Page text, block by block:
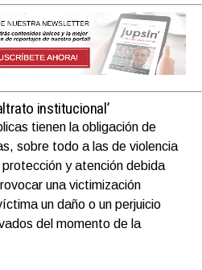
institucional’
tienen la obligación de
sobre todo a las de violencia
y atención debida
una victimización
un daño o un perjuicio
del momento de la